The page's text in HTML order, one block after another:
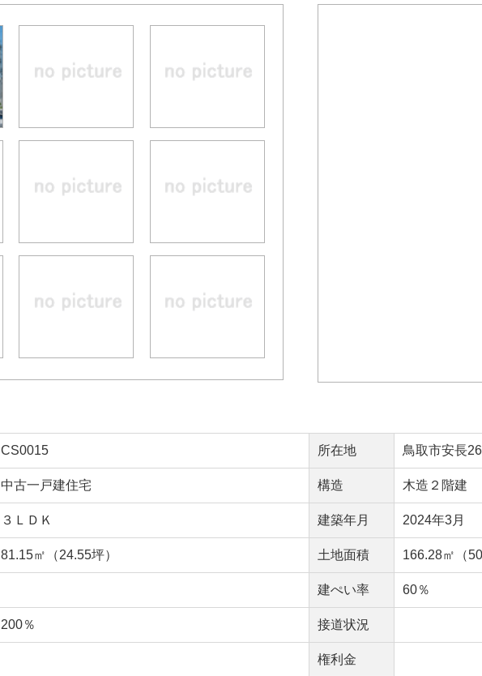
CS0015 所在地 鳥取市安長
中古一戸建住宅 構造 木造２階建
３ＬＤＫ 建築年月 2024年3月
81.15㎡（24.55坪） 土地面積 166.28㎡（
建ぺい率 60％
200％ 接道状況
権利金